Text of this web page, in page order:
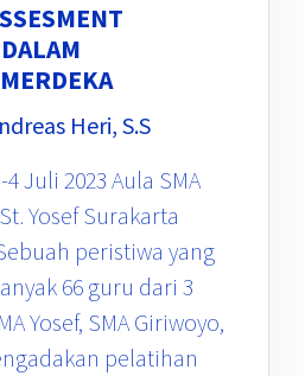
Heri, S.S
Juli 2023 Aula SMA
Yosef Surakarta
peristiwa yang
66 guru dari 3
Yosef, SMA Giriwoyo,
pelatihan